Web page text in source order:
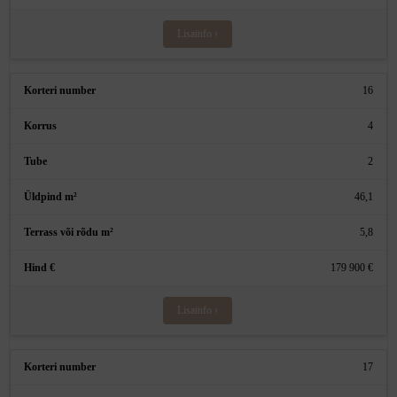
Lisainfo ›
16
4
2
46,1
5,8
179 900 €
Lisainfo ›
17